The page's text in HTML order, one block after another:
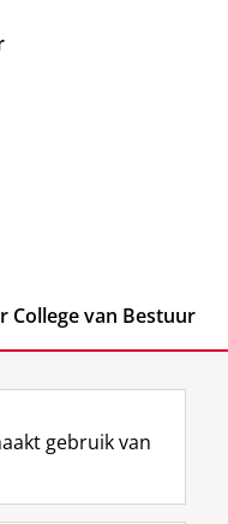
van Bestuur
L
R I
Y
gebruik van